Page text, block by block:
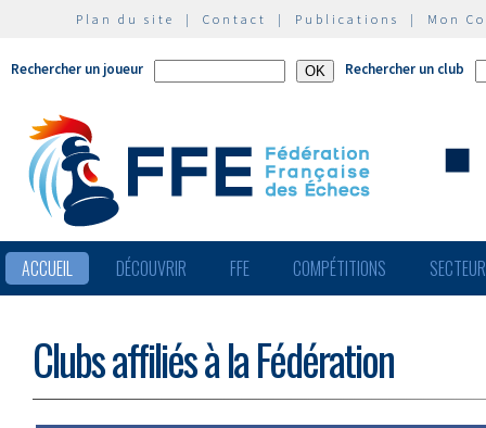
Plan du site | Contact | Publications | Mon
Rechercher un joueur Rechercher un club
ACCUEIL DÉCOUVRIR FFE COMPÉTITIONS
Clubs affiliés à la Fédération